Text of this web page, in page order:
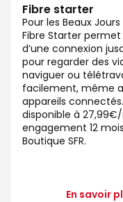
Fibre starter
Pour les Beaux Jours
Fibre Starter
d’une connexion
pour regarder des
naviguer ou
facilement, même
appareils
disponible à
engagement 12
Boutique SFR.
En savoir